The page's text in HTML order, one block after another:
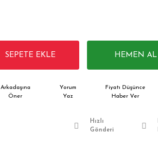
SEPETE EKLE HEMEN AL
Arkadaşına
Öner
Yorum
Yaz
Fiyatı Düşünce
Haber Ver
Hızlı
Gönderi